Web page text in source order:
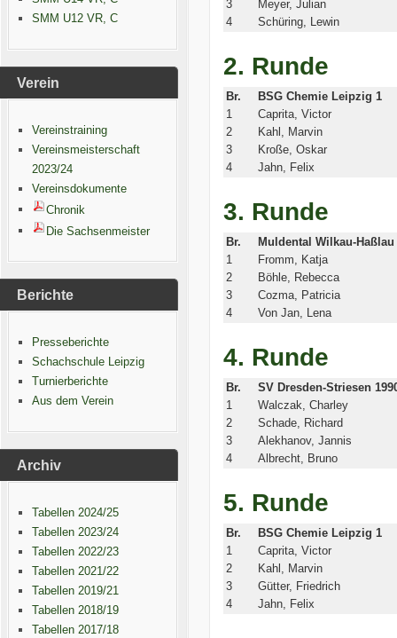
SMM U12 VR, C
Verein
Vereinstraining
Vereinsmeisterschaft
2023/24
Vereinsdokumente
Chronik
Die Sachsenmeister
Berichte
Presseberichte
Schachschule Leipzig
Turnierberichte
Aus dem Verein
Archiv
Tabellen 2024/25
Tabellen 2023/24
Tabellen 2022/23
Tabellen 2021/22
Tabellen 2019/21
Tabellen 2018/19
Tabellen 2017/18
3
Meyer, Julian
4
Schüring, Lewin
2. Runde
Br.
BSG Chemie Leipzig 1
1
Caprita, Victor
2
Kahl, Marvin
3
Kroße, Oskar
4
Jahn, Felix
3. Runde
Br.
Muldental Wilkau-Haßlau
1
Fromm, Katja
2
Böhle, Rebecca
3
Cozma, Patricia
4
Von Jan, Lena
4. Runde
Br.
SV Dresden-Striesen
1
Walczak, Charley
2
Schade, Richard
3
Alekhanov, Jannis
4
Albrecht, Bruno
5. Runde
Br.
BSG Chemie Leipzig 1
1
Caprita, Victor
2
Kahl, Marvin
3
Gütter, Friedrich
4
Jahn, Felix